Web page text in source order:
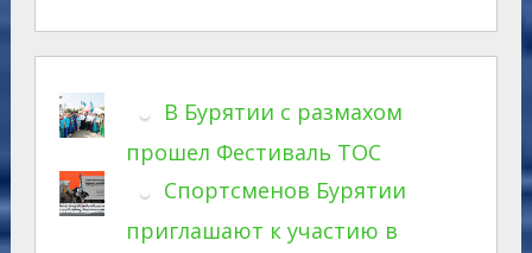
В Бурятии с размахом
прошел Фестиваль ТОС
Спортсменов Бурятии
приглашают к участию в